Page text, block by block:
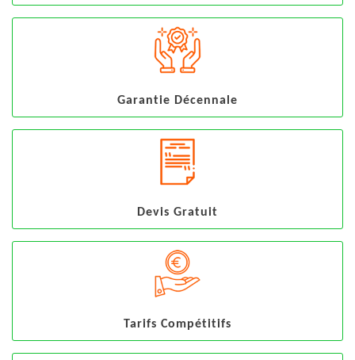
Garantie Décennale
Devis Gratuit
Tarifs Compétitifs